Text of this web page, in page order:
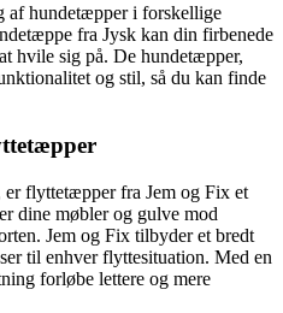
af hundetæpper i forskellige
fra Jysk kan din firbenede
hvile sig på. De hundetæpper,
og stil, så du kan finde
flyttetæpper fra Jem og Fix et
dine møbler og gulve mod
Jem og Fix tilbyder et bredt
til enhver flyttesituation. Med en
forløbe lettere og mere